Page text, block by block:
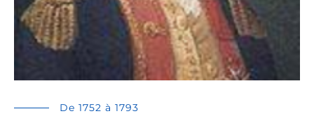
De 1752 à 1793